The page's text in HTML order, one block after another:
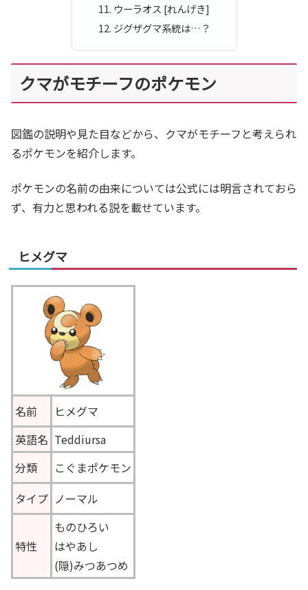
ウーラオス [れんげき]
ジグザグマ系統は…？
クマがモチーフのポケモン
図鑑の説明や見た目などから、クマがモチーフと考えられ
るポケモンを紹介します。
ポケモンの名前の由来については公式には明言されておら
ず、有力と思われる説を載せています。
ヒメグマ
名前
ヒメグマ
英語名 Teddiursa
分類
こぐまポケモン
タイプ ノーマル
特性
ものひろい
はやあし
(隠)みつあつめ